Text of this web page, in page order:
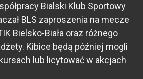
Bialski Klub Sportowy
BLS zaproszenia na mecze
Bielsko-Biała oraz różnego
Kibice będą później mogli
lub licytować w akcjach